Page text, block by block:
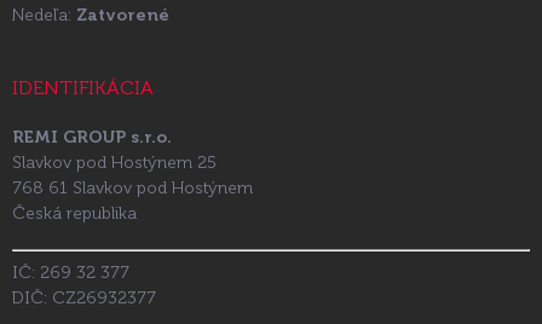
Nedeľa: Zatvorené
IDENTIFIKÁCIA
REMI GROUP s.r.o.
Slavkov pod Hostýnem 25
768 61 Slavkov pod Hostýnem
Česká republika
IČ: 269 32 377
DIČ: CZ26932377